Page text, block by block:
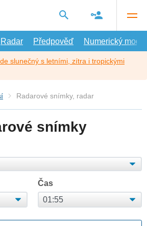
Radar Předpověď Numerický model
slunečný s letními, zítra i tropickými
Radarové snímky, radar
snímky
Čas